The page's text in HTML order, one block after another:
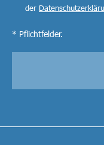
der
* Pflichtfelder.